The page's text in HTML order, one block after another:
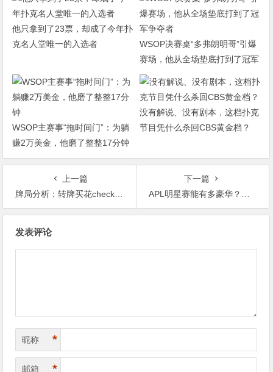
他只拿到了23票，却成了今年扑
克名人堂唯一的入选者
WSOP决赛桌“多弗朗明哥”引爆
赛场，他从全场垫底打到了冠军
争夺者
WSOP主赛事“拖时间门”：为躺
赚2万美金，他磨了整整17分钟
没有解说、没有剧本，这档扑克
节目凭什么杀回CBS黄金档？
上一篇
牌局分析：转牌买花check raise，河牌中nuts，打多大？
下一篇
APL明星赛能有多豪华？WSOP国人金手链冠军、GPI世界第一同台厮杀！
发表评论
昵称 *
邮箱 *